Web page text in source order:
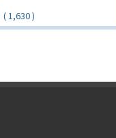
( 1,630 )